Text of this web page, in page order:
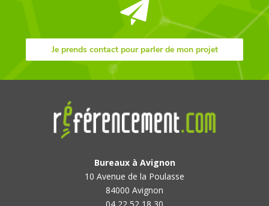
Je prends contact pour parler de mon projet
Bureaux à Avignon
10 Avenue de la Poulasse
84000 Avignon